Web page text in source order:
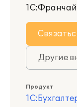
Другие
Продукт